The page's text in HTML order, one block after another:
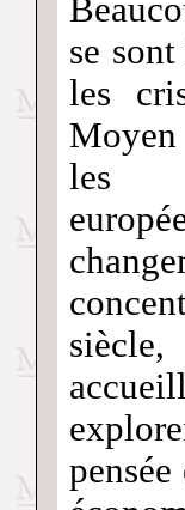
se
les
les